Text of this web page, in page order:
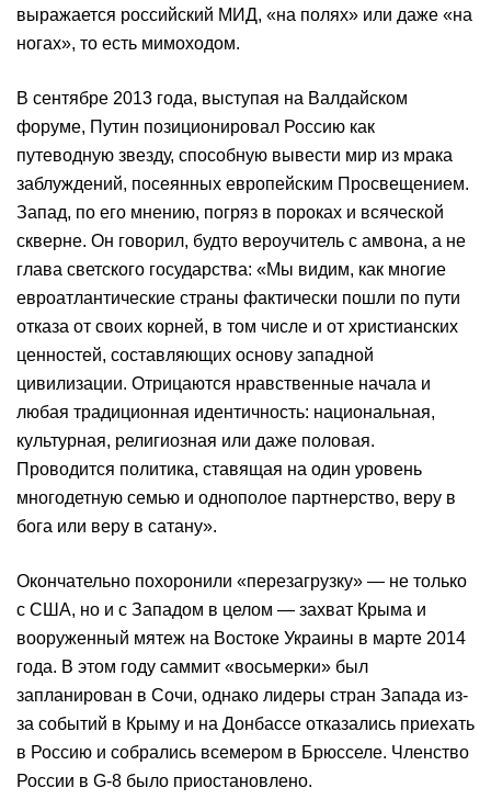
выражается российский МИД, «на полях» или даже «на
ногах», то есть мимоходом.
В сентябре 2013 года, выступая на Валдайском
форуме, Путин позиционировал Россию как
путеводную звезду, способную вывести мир из мрака
заблуждений, посеянных европейским Просвещением.
Запад, по его мнению, погряз в пороках и всяческой
скверне. Он говорил, будто вероучитель с амвона, а не
глава светского государства: «Мы видим, как многие
евроатлантические страны фактически пошли по пути
отказа от своих корней, в том числе и от христианских
ценностей, составляющих основу западной
цивилизации. Отрицаются нравственные начала и
любая традиционная идентичность: национальная,
культурная, религиозная или даже половая.
Проводится политика, ставящая на один уровень
многодетную семью и однополое партнерство, веру в
бога или веру в сатану».
Окончательно похоронили «перезагрузку» — не только
с США, но и с Западом в целом — захват Крыма и
вооруженный мятеж на Востоке Украины в марте 2014
года. В этом году саммит «восьмерки» был
запланирован в Сочи, однако лидеры стран Запада из-
за событий в Крыму и на Донбассе отказались приехать
в Россию и собрались всемером в Брюсселе. Членство
России в G-8 было приостановлено.